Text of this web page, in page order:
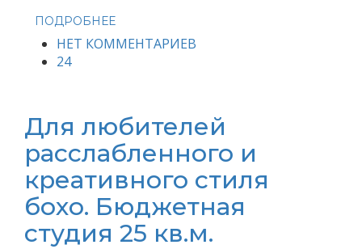
ПОДРОБНЕЕ
НЕТ КОММЕНТАРИЕВ
24
Для любителей
расслабленного и
креативного стиля
бохо. Бюджетная
студия 25 кв.м.